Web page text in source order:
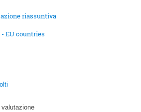
riassuntiva
EU countries
valutazione